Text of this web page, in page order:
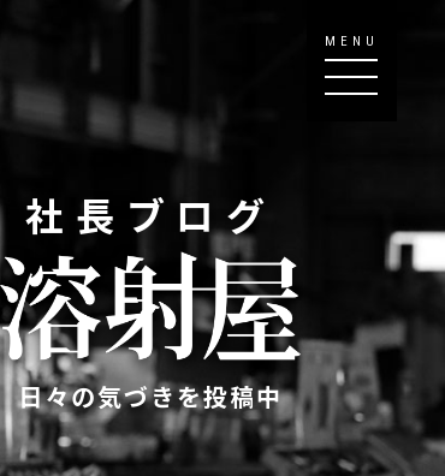
MENU
社長ブログ
日々の気づきを投稿中